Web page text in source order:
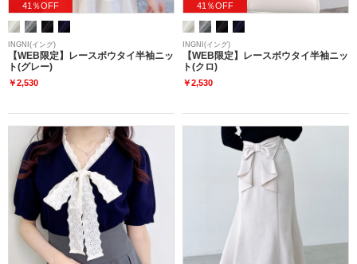
41％OFF
INGNI(イング)
【WEB限定】レースボウタイ半袖ニッ
ト(グレー)
￥2,530
41％OFF
INGNI(イング)
【WEB限定】レースボウタイ半袖ニッ
ト(クロ)
￥2,530